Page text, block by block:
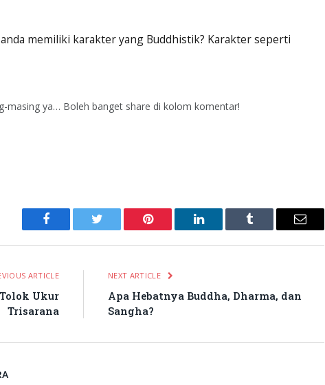
memiliki karakter yang Buddhistik? Karakter seperti
masing ya… Boleh banget share di kolom komentar!
Facebook Twitter Pinterest LinkedIn Tumblr Email
ARTICLE
Ukur
Trisarana
NEXT ARTICLE
Apa Hebatnya Buddha, Dharma, dan
Sangha?